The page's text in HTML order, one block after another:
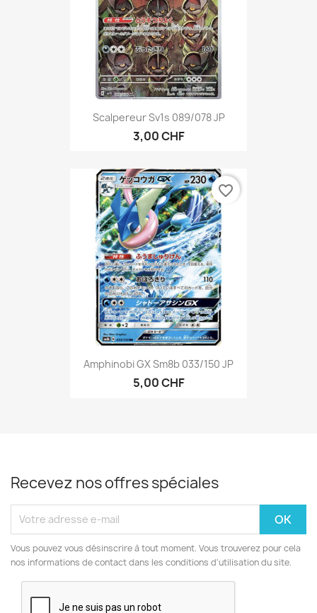
Scalpereur Sv1s 089/078 JP
3,00 CHF
Amphinobi GX Sm8b 033/150 JP
5,00 CHF
favorite_border
Recevez nos offres spéciales
Vous pouvez vous désinscrire à tout moment. Vous trouverez pour cela
nos informations de contact dans les conditions d'utilisation du site.